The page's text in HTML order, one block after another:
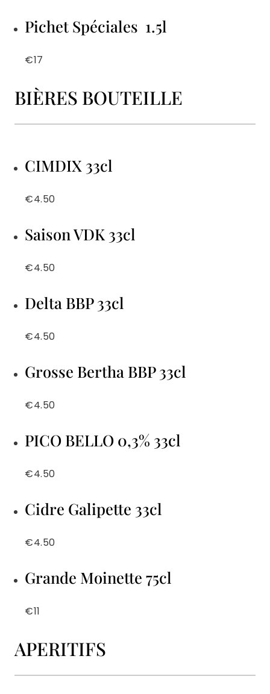
Pichet Spéciales 1.5l
€17
BIÈRES BOUTEILLE
CIMDIX 33cl
€4.50
Saison VDK 33cl
€4.50
Delta BBP 33cl
€4.50
Grosse Bertha BBP 33cl
€4.50
PICO BELLO 0,3% 33cl
€4.50
Cidre Galipette 33cl
€4.50
Grande Moinette 75cl
€11
APERITIFS